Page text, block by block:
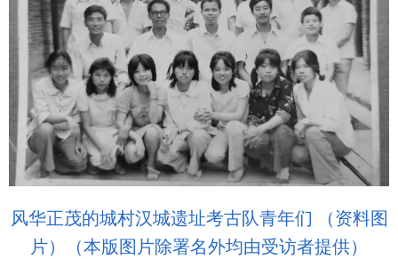
风华正茂的城村汉城遗址考古队青年们 （资料图
片）（本版图片除署名外均由受访者提供）